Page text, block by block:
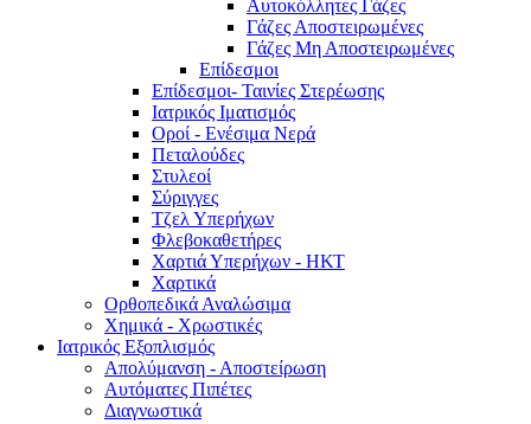
Αυτοκόλλητες Γάζες
Γάζες Αποστειρωμένες
Γάζες Μη Αποστειρωμένες
Επίδεσμοι
Επίδεσμοι- Ταινίες Στερέωσης
Ιατρικός Ιματισμός
Οροί - Ενέσιμα Νερά
Πεταλούδες
Στυλεοί
Σύριγγες
Τζελ Υπερήχων
Φλεβοκαθετήρες
Χαρτιά Υπερήχων - ΗΚΤ
Χαρτικά
Ορθοπεδικά Αναλώσιμα
Χημικά - Χρωστικές
Ιατρικός Εξοπλισμός
Απολύμανση - Αποστείρωση
Αυτόματες Πιπέτες
Διαγνωστικά